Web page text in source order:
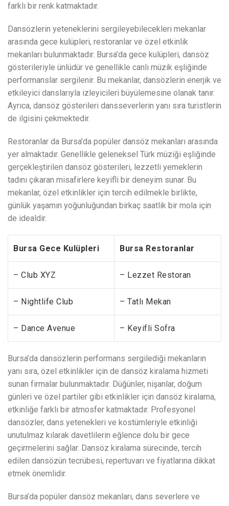
farklı bir renk katmaktadır.
Dansözlerin yeteneklerini sergileyebilecekleri mekanlar
arasında gece kulüpleri, restoranlar ve özel etkinlik
mekanları bulunmaktadır. Bursa’da gece kulüpleri, dansöz
gösterileriyle ünlüdür ve genellikle canlı müzik eşliğinde
performanslar sergilenir. Bu mekanlar, dansözlerin enerjik ve
etkileyici danslarıyla izleyicileri büyülemesine olanak tanır.
Ayrıca, dansöz gösterileri dansseverlerin yanı sıra turistlerin
de ilgisini çekmektedir.
Restoranlar da Bursa’da popüler dansöz mekanları arasında
yer almaktadır. Genellikle geleneksel Türk müziği eşliğinde
gerçekleştirilen dansöz gösterileri, lezzetli yemeklerin
tadını çıkaran misafirlere keyifli bir deneyim sunar. Bu
mekanlar, özel etkinlikler için tercih edilmekle birlikte,
günlük yaşamın yoğunluğundan birkaç saatlik bir mola için
de idealdir.
Bursa Gece Kulüpleri Bursa Restoranlar
– Club XYZ – Lezzet Restoran
– Nightlife Club – Tatlı Mekan
– Dance Avenue – Keyifli Sofra
Bursa’da dansözlerin performans sergilediği mekanların
yanı sıra, özel etkinlikler için de dansöz kiralama hizmeti
sunan firmalar bulunmaktadır. Düğünler, nişanlar, doğum
günleri ve özel partiler gibi etkinlikler için dansöz kiralama,
etkinliğe farklı bir atmosfer katmaktadır. Profesyonel
dansözler, dans yetenekleri ve kostümleriyle etkinliği
unutulmaz kılarak davetlilerin eğlence dolu bir gece
geçirmelerini sağlar. Dansöz kiralama sürecinde, tercih
edilen dansözün tecrübesi, repertuvarı ve fiyatlarına dikkat
etmek önemlidir.
Bursa’da popüler dansöz mekanları, dans severlere ve